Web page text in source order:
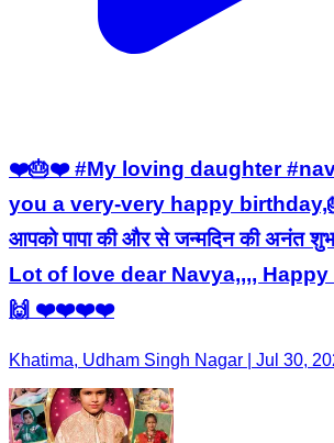
❤️🎂❤️ #My loving daughter
you a very-very happy
आपको पापा की और से जन्मदिन की अनंत
Lot of love dear Navya,,,,
🙌 ❤️❤️❤️❤️
Khatima, Udham Singh Nagar | Jul 30,